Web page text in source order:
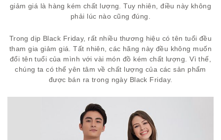
giảm giá là hàng kém chất lượng. Tuy nhiên, điều này không
phải lúc nào cũng đúng.
Trong dịp Black Friday, rất nhiều thương hiệu có tên tuổi đều
tham gia giảm giá. Tất nhiên, các hãng này đều không muốn
đổi tên tuổi của mình với vài món đồ kém chất lượng. Vì thế,
chúng ta có thể yên tâm về chất lượng của các sản phẩm
được bán ra trong ngày Black Friday.